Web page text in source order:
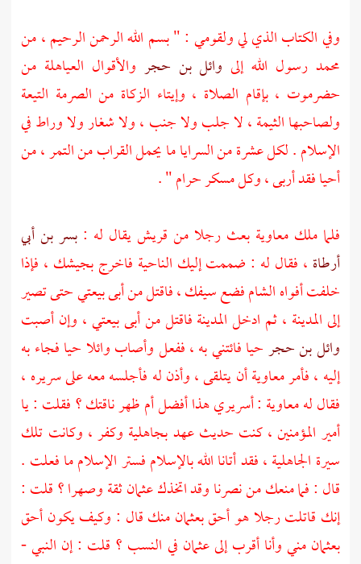
وفي الكتاب الذي لي ولقومي : " بسم الله الرحمن الرحيم ، من
محمدرسول الله إلى وائل بن حجر والأقوال العياهلة من
حضرموت ، بإقام الصلاة ، وإيتاء الزكاة من الصرمة التيعة
ولصاحبها الثيمة ، لا جلب ولا جنب ، ولا شغار ولا وراط في
الإسلام . لكل عشرة من السرايا ما يحمل القراب من التمر ، من
أحيا فقد أربى ، وكل مسكر حرام " .
فلما ملكمعاويةبعث رجلا من قريشيقال له : بسر بن أبي
أرطاة ، فقال له : ضممت إليك الناحية فاخرج بجيشك ، فإذا
خلفت أفواهالشامفضع سيفك ، فاقتل من أبى بيعتي حتى تصير
إلىالمدينة ، ثم ادخلالمدينةفاقتل من أبى بيعتي ، وإن أصبت
وائل بن حجرحيا فائتني به ، ففعل وأصابوائلا حيا فجاء به
إليه ، فأمرمعاويةأن يتلقى ، وأذن له فأجلسه معه على سريره ،
فقال لهمعاوية : أسريري هذا أفضل أم ظهر ناقتك ؟ فقلت : يا
أمير المؤمنين ، كنت حديث عهد بجاهلية وكفر ، وكانت تلك
سيرة الجاهلية ، فقد أتانا الله بالإسلام فستر الإسلام ما فعلت .
قال : فما منعك من نصرنا وقد اتخذكعثمانثقة وصهرا ؟ قلت :
إنك قاتلت رجلا هو أحقبعثمانمنك قال : وكيف يكون أحق
بعثمانمني وأنا أقرب إلىعثمان في النسب ؟ قلت : إن النبي -